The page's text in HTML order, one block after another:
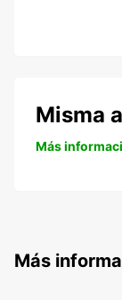
Misma
Más
Más